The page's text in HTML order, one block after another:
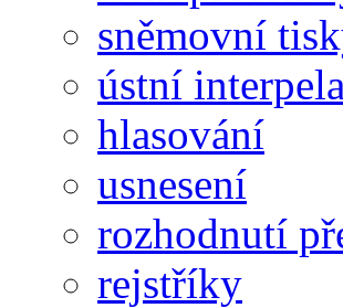
sněmovní
ústní
hlasování
usnesení
rozhodnutí
rejstříky